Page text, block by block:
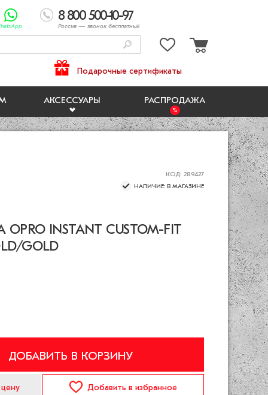
8 800 500-10-97
Россия — звонок бесплатный
АКСЕССУАРЫ РАСПРОДАЖА
Подарочные сертификаты
КОД: 289427
НАЛИЧИЕ: В МАГАЗИНЕ
INSTANT CUSTOM-FIT
GOLD
ДОБАВИТЬ В КОРЗИНУ
Добавить в избранное